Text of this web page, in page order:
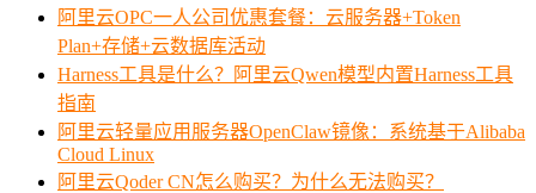
阿里云OPC一人公司优惠套餐：云服务器+Token
Plan+存储+云数据库活动
Harness工具是什么？阿里云Qwen模型内置Harness工具
指南
阿里云轻量应用服务器OpenClaw镜像：系统基于Alibaba
Cloud Linux
阿里云Qoder CN怎么购买？为什么无法购买？